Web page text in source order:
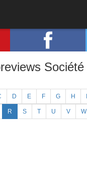
Société
D E F G H
R S T U V W